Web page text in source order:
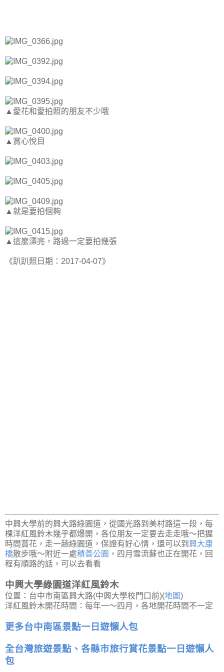
▲愛花和愛拍照的朋友不少哦
▲賞心悅目
▲就是要拍個夠
▲這麼漂亮，路過一定要拍幾張
《趴趴照日期：2017-04-07》
中興大學前的興大路綠園道，從國光路到美村路這一段，每
棵洋紅風鈴木幾乎都爆開，各位朋友一定要去走走哦～把握
時間賞花，走一趟綠園道，保證有好心情，還可以到 興大康
橋散步哦～附近一處積善公園 ，四月雪流蘇也正在開花，回
程有順路的話，可以去看看
中興大學綠園道洋紅風鈴木
位置：台中市南區興大路(中興大學校門口前)(地圖)
洋紅風鈴木開花時間：每年一～四月，各地開花時間不一定
更多台中南區景點一日遊懶人包
全台灣旅遊景點、各縣市旅行賞花景點一日遊懶人
包